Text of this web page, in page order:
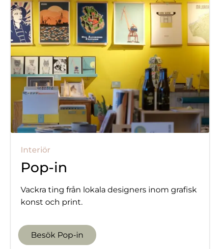
Interiör
Pop-in
Vackra ting från lokala designers inom grafisk
konst och print.
Besök Pop-in